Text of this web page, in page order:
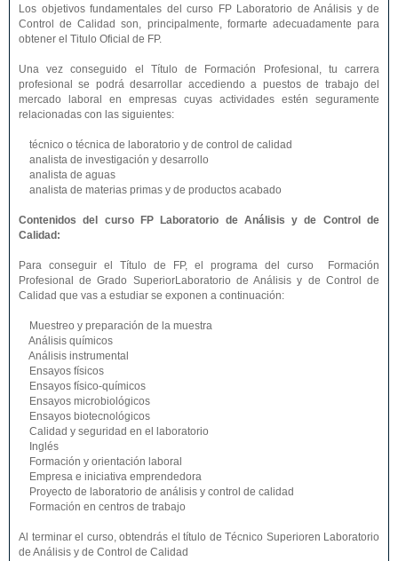
Los objetivos fundamentales del curso FP Laboratorio de Análisis y de
Control de Calidad son, principalmente, formarte adecuadamente para
obtener el Titulo Oficial de FP.
Una vez conseguido el Título de Formación Profesional, tu carrera
profesional se podrá desarrollar accediendo a puestos de trabajo del
mercado laboral en empresas cuyas actividades estén seguramente
relacionadas con las siguientes:
técnico o técnica de laboratorio y de control de calidad
analista de investigación y desarrollo
analista de aguas
analista de materias primas y de productos acabado
Contenidos del curso FP Laboratorio de Análisis y de Control de
Calidad:
Para conseguir el Título de FP, el programa del curso Formación
Profesional de Grado SuperiorLaboratorio de Análisis y de Control de
Calidad que vas a estudiar se exponen a continuación:
Muestreo y preparación de la muestra
Análisis químicos
Análisis instrumental
Ensayos físicos
Ensayos físico-químicos
Ensayos microbiológicos
Ensayos biotecnológicos
Calidad y seguridad en el laboratorio
Inglés
Formación y orientación laboral
Empresa e iniciativa emprendedora
Proyecto de laboratorio de análisis y control de calidad
Formación en centros de trabajo
Al terminar el curso, obtendrás el título de Técnico Superioren Laboratorio
de Análisis y de Control de Calidad